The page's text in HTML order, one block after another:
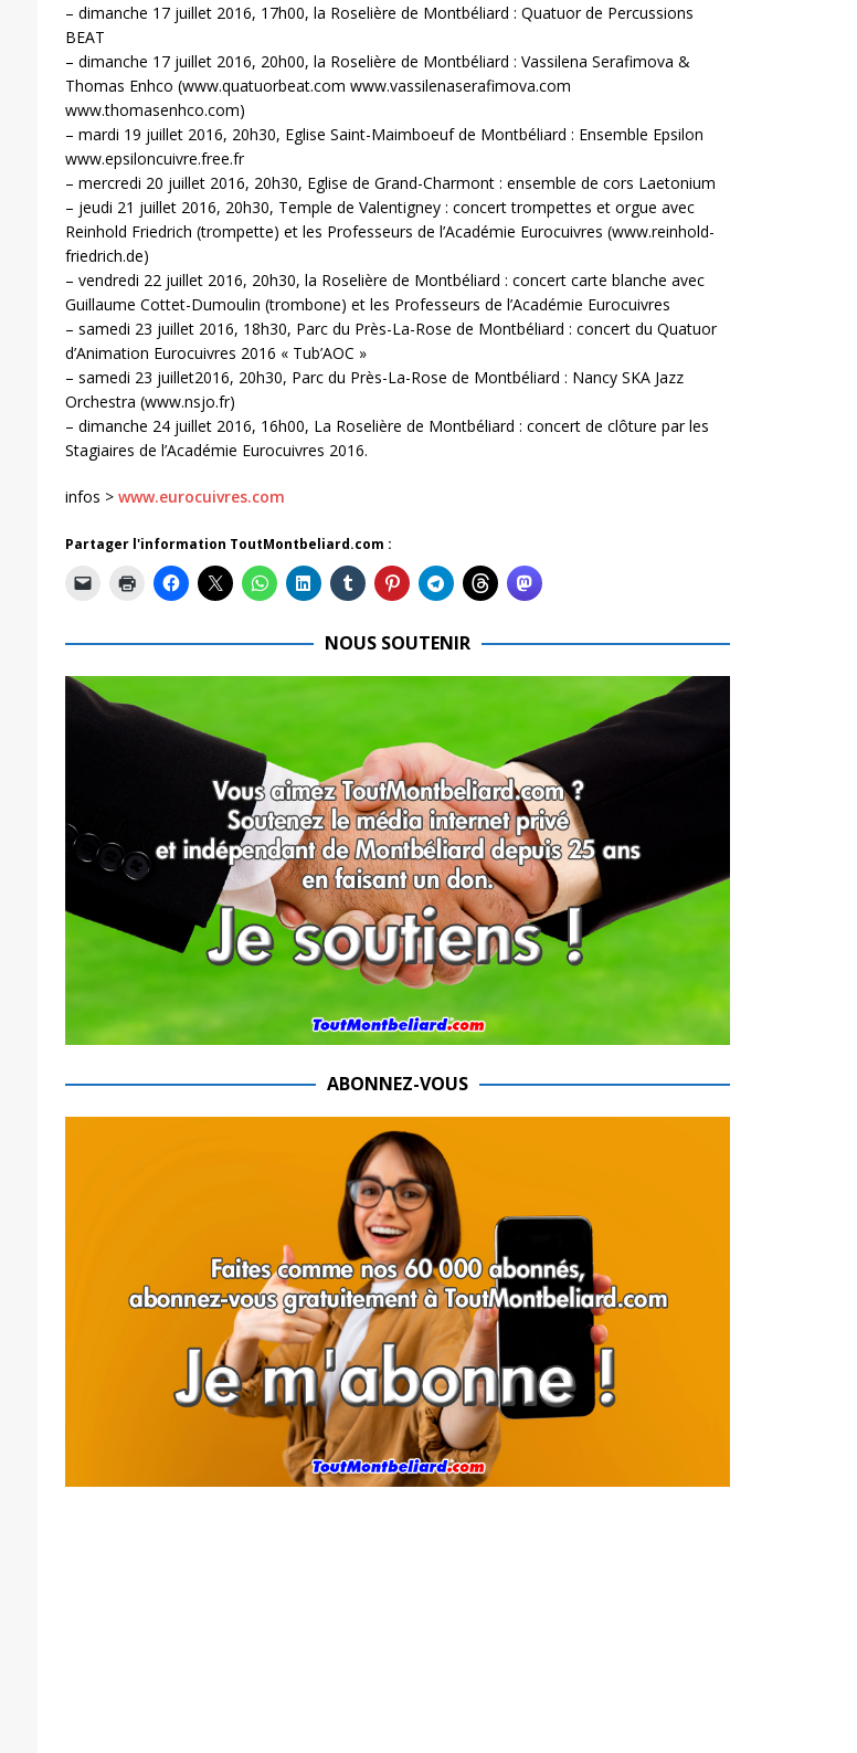
– dimanche 17 juillet 2016, 17h00, la Roselière de Montbéliard : Quatuor de Percussions
BEAT
– dimanche 17 juillet 2016, 20h00, la Roselière de Montbéliard : Vassilena Serafimova &
Thomas Enhco (www.quatuorbeat.com www.vassilenaserafimova.com
www.thomasenhco.com)
– mardi 19 juillet 2016, 20h30, Eglise Saint-Maimboeuf de Montbéliard : Ensemble Epsilon
www.epsiloncuivre.free.fr
– mercredi 20 juillet 2016, 20h30, Eglise de Grand-Charmont : ensemble de cors Laetonium
– jeudi 21 juillet 2016, 20h30, Temple de Valentigney : concert trompettes et orgue avec
Reinhold Friedrich (trompette) et les Professeurs de l’Académie Eurocuivres (www.reinhold-
friedrich.de)
– vendredi 22 juillet 2016, 20h30, la Roselière de Montbéliard : concert carte blanche avec
Guillaume Cottet-Dumoulin (trombone) et les Professeurs de l’Académie Eurocuivres
– samedi 23 juillet 2016, 18h30, Parc du Près-La-Rose de Montbéliard : concert du Quatuor
d’Animation Eurocuivres 2016 « Tub’AOC »
– samedi 23 juillet2016, 20h30, Parc du Près-La-Rose de Montbéliard : Nancy SKA Jazz
Orchestra (www.nsjo.fr)
– dimanche 24 juillet 2016, 16h00, La Roselière de Montbéliard : concert de clôture par les
Stagiaires de l’Académie Eurocuivres 2016.
infos > www.eurocuivres.com
Partager l'information ToutMontbeliard.com :
NOUS SOUTENIR
ABONNEZ-VOUS